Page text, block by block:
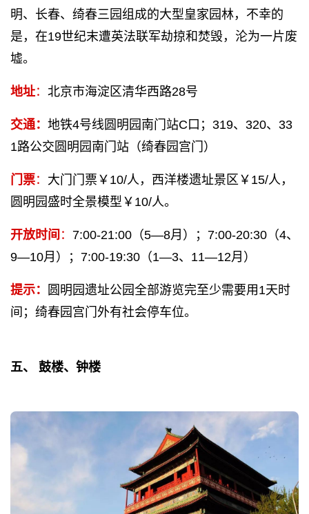
明、长春、绮春三园组成的大型皇家园林，不幸的
是，在19世纪末遭英法联军劫掠和焚毁，沦为一片废
墟。
地址： 北京市海淀区清华西路28号
交通： 地铁4号线圆明园南门站C口；319、320、33
1路公交圆明园南门站（绮春园宫门）
门票： 大门门票￥10/人，西洋楼遗址景区￥15/人，
圆明园盛时全景模型￥10/人。
开放时间 ： 7:00-21:00（5—8月）；7:00-20:30（4、
9—10月）；7:00-19:30（1—3、11—12月）
提示：
圆明园遗址公园全部游览完至少需要用1天时
间；绮春园宫门外有社会停车位。
五、 鼓楼、钟楼